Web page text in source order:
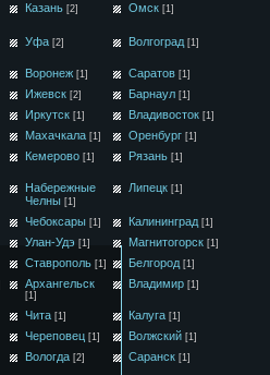
Казань [2] Омск [1]
Уфа [2] Волгоград [1]
Воронеж [1] Саратов [1]
Ижевск [2] Барнаул [1]
Иркутск [1] Владивосток [1]
Махачкала [1] Оренбург [1]
Кемерово [1] Рязань [1]
Набережные
Челны [1]
Липецк [1]
Чебоксары [1] Калининград [1]
Улан-Удэ [1] Магнитогорск [1]
Ставрополь [1] Белгород [1]
Архангельск
[1]
Владимир [1]
Чита [1] Калуга [1]
Череповец [1] Волжский [1]
Вологда [2] Саранск [1]